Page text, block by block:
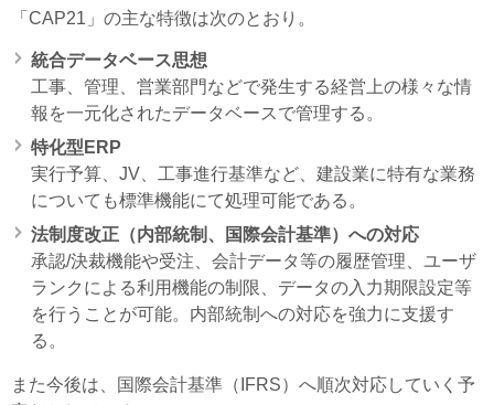
「CAP21」の主な特徴は次のとおり。
統合データベース思想
工事、管理、営業部門などで発生する経営上の様々な情
報を一元化されたデータベースで管理する。
特化型ERP
実行予算、JV、工事進行基準など、建設業に特有な業務
についても標準機能にて処理可能である。
法制度改正（内部統制、国際会計基準）への対応
承認/決裁機能や受注、会計データ等の履歴管理、ユーザ
ランクによる利用機能の制限、データの入力期限設定等
を行うことが可能。内部統制への対応を強力に支援す
る。
また今後は、国際会計基準（IFRS）へ順次対応していく予